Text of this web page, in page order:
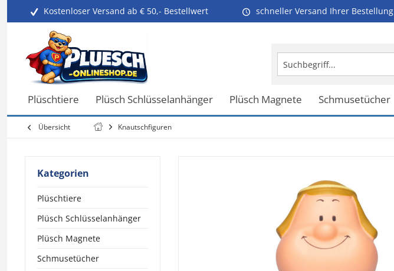
Kostenloser Versand ab € 50,- Bestellwert schneller Versand Ihrer Bestellung
Plüschtiere Plüsch Schlüsselanhänger Plüsch Magnete Schmusetücher
Übersicht Knautschfiguren
Kategorien
Plüschtiere
Plüsch Schlüsselanhänger
Plüsch Magnete
Schmusetücher